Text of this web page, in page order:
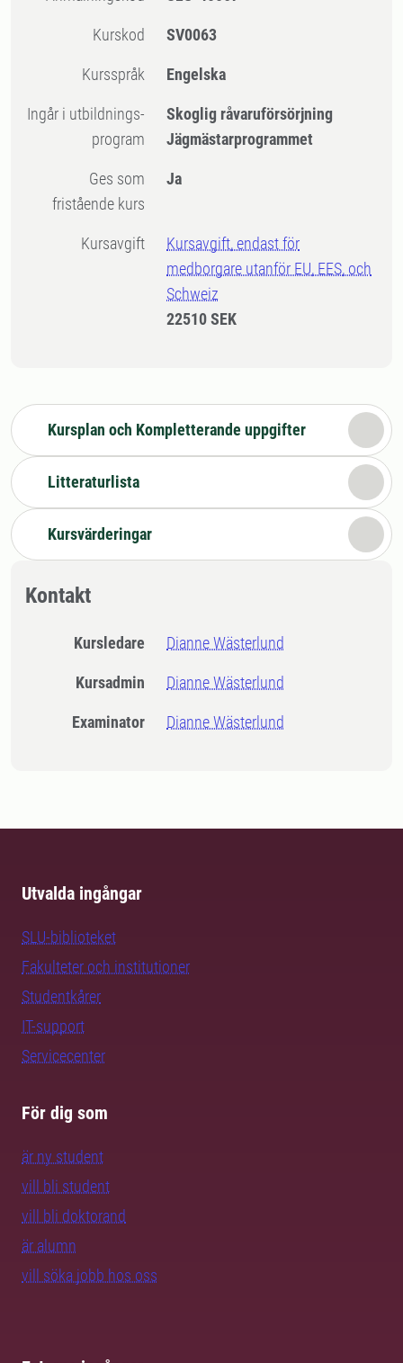
Kurskod SV0063
Kursspråk Engelska
Ingår i utbildnings-
program
Skoglig råvaruförsörjning
Jägmästarprogrammet
Ges som
fristående kurs
Ja
Kursavgift
Kursavgift, endast för
medborgare utanför EU, EES, och
Schweiz
22510 SEK
Kursplan och Kompletterande uppgifter
Litteraturlista
Kursvärderingar
Kontakt
Kursledare Dianne Wästerlund
Kursadmin Dianne Wästerlund
Examinator Dianne Wästerlund
Utvalda ingångar
SLU-biblioteket
Fakulteter och institutioner
Studentkårer
IT-support
Servicecenter
För dig som
är ny student
vill bli student
vill bli doktorand
är alumn
vill söka jobb hos oss